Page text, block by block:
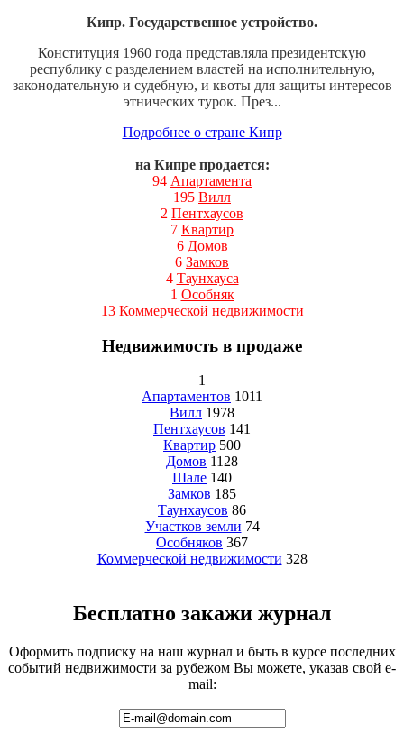
Кипр. Государственное устройство.
Конституция 1960 года представляла президентскую
республику с разделением властей на исполнительную,
законодательную и судебную, и квоты для защиты интересов
этнических турок. През...
Подробнее о стране Кипр
на Кипре продается:
94 Апартамента
195 Вилл
2 Пентхаусов
7 Квартир
6 Домов
6 Замков
4 Таунхауса
1 Особняк
13 Коммерческой недвижимости
Недвижимость в продаже
1
Апартаментов 1011
Вилл 1978
Пентхаусов 141
Квартир 500
Домов 1128
Шале 140
Замков 185
Таунхаусов 86
Участков земли 74
Особняков 367
Коммерческой недвижимости 328
Бесплатно закажи журнал
Оформить подписку на наш журнал и быть в курсе последних
событий недвижимости за рубежом Вы можете, указав свой e-
mail: